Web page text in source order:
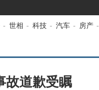
- 世相 - 科技 - 汽车 - 房产 -
故道歉受瞩